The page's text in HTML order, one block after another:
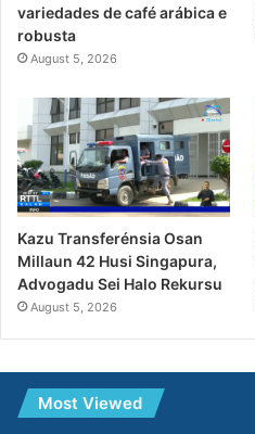
variedades de café arábica e
robusta
August 5, 2026
Kazu Transferénsia Osan
Millaun 42 Husi Singapura,
Advogadu Sei Halo Rekursu
August 5, 2026
Most Viewed